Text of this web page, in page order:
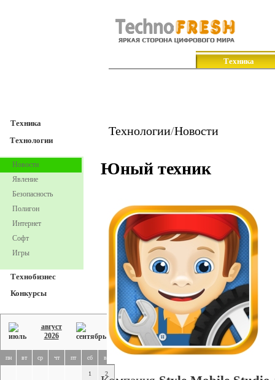
Техника
Техника
Технологии
Новости
Явление
Безопасность
Полигон
Интернет
Софт
Игры
Технобизнес
Конкурсы
август
2026
пн вт ср чт пт сб вс
1 2
Технологии/Новости
Юный техник